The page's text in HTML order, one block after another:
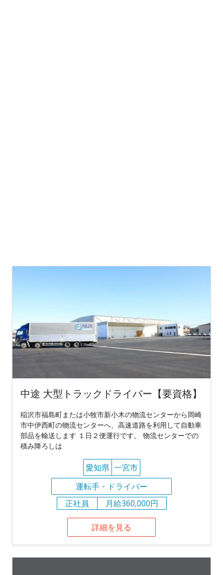
中途 大型トラックドライバー【要資格】
稲沢市福島町または小牧市新小木の物流センターから岡崎
市中伊西町の物流センターへ、高速道路を利用して自動車
部品を輸送します １日２便運行です。 物流センターでの
積み降ろしは
愛知県 一宮市
運転手・ドライバー
正社員
月給360,000円
詳細を見る